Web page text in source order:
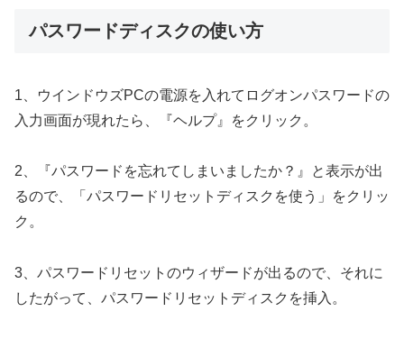
パスワードディスクの使い方
1、ウインドウズPCの電源を入れてログオンパスワードの
入力画面が現れたら、『ヘルプ』をクリック。
2、『パスワードを忘れてしまいましたか？』と表示が出
るので、「パスワードリセットディスクを使う」をクリッ
ク。
3、パスワードリセットのウィザードが出るので、それに
したがって、パスワードリセットディスクを挿入。